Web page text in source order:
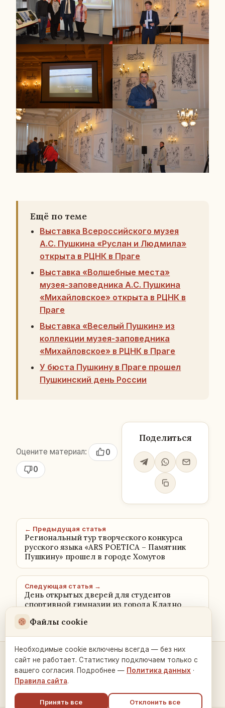
Ещё по теме
Выставка Всероссийского музея
А.С. Пушкина «Руслан и Людмила»
открыта в РЦНК в Праге
Выставка «Волшебные места»
музея-заповедника А.С. Пушкина
«Михайловское» открыта в РЦНК в
Праге
Выставка «Веселый Пушкин» из
коллекции музея-заповедника
«Михайловское» в РЦНК в Праге
У бюста Пушкину в Праге прошел
Пушкинский день России
Оцените материал:
0
0
Поделиться
← Предыдущая статья
Региональный тур творческого конкурса
русского языка «ARS POETICA – Памятник
Пушкину» прошел в городе Хомутов
Следующая статья →
День открытых дверей для студентов
спортивной гимназии из города Кладно
Контакты и связь →
Файлы cookie
Необходимые cookie включены всегда — без них
сайт не работает. Статистику подключаем только с
вашего согласия. Подробнее — Политика данных ·
Правила сайта.
Принять все Отклонить все